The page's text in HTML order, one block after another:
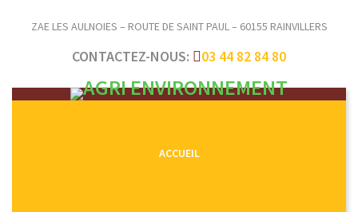
ZAE LES AULNOIES – ROUTE DE SAINT PAUL – 60155 RAINVILLERS
CONTACTEZ-NOUS: 03 44 82 84 80
ACCUEIL